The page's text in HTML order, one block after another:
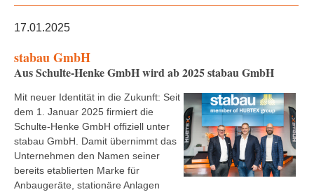
17.01.2025
stabau GmbH
Aus Schulte-Henke GmbH wird ab 2025 stabau GmbH
Mit neuer Identität in die Zukunft: Seit
dem 1. Januar 2025 firmiert die
Schulte-Henke GmbH offiziell unter
stabau GmbH. Damit übernimmt das
Unternehmen den Namen seiner
bereits etablierten Marke für
Anbaugeräte, stationäre Anlagen